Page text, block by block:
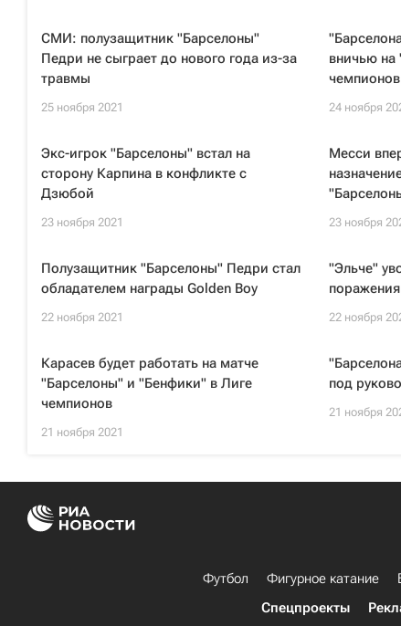
СМИ: полузащитник "Барселоны"
Педри не сыграет до нового года из-за
травмы
25 ноября 2021
вничью на
чемпионов
24 ноября
Экс-игрок "Барселоны" встал на
сторону Карпина в конфликте с
Дзюбой
23 ноября 2021
Месси
23 ноября
Полузащитник "Барселоны" Педри стал
обладателем награды Golden Boy
22 ноября 2021
"Эльче"
22 ноября
Карасев будет работать на матче
"Барселоны" и "Бенфики" в Лиге
чемпионов
21 ноября 2021
под
21 ноября
Футбол Фигурное катание
Спецпроекты